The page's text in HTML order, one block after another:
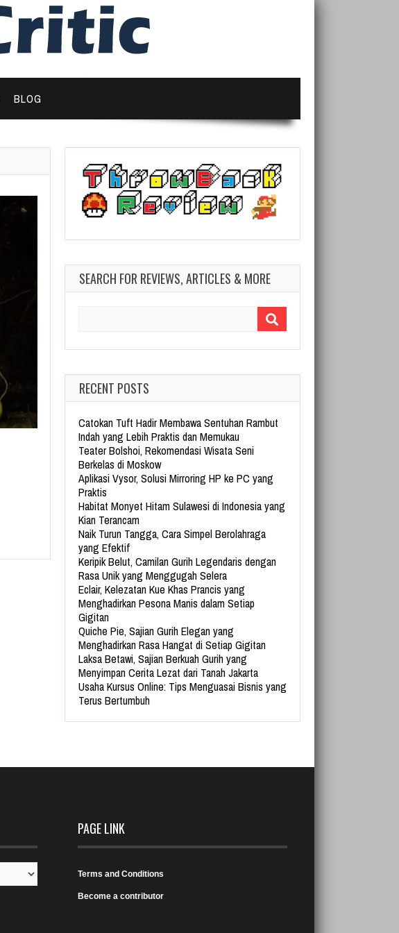
BLOG
SEARCH FOR REVIEWS, ARTICLES & MORE
RECENT POSTS
Catokan Tuft Hadir Membawa Sentuhan Rambut
Indah yang Lebih Praktis dan Memukau
Teater Bolshoi, Rekomendasi Wisata Seni
Berkelas di Moskow
Aplikasi Vysor, Solusi Mirroring HP ke PC yang
Praktis
Habitat Monyet Hitam Sulawesi di Indonesia yang
Kian Terancam
Naik Turun Tangga, Cara Simpel Berolahraga
yang Efektif
Keripik Belut, Camilan Gurih Legendaris dengan
Rasa Unik yang Menggugah Selera
Eclair, Kelezatan Kue Khas Prancis yang
Menghadirkan Pesona Manis dalam Setiap
Gigitan
Quiche Pie, Sajian Gurih Elegan yang
Menghadirkan Rasa Hangat di Setiap Gigitan
Laksa Betawi, Sajian Berkuah Gurih yang
Menyimpan Cerita Lezat dari Tanah Jakarta
Usaha Kursus Online: Tips Menguasai Bisnis yang
Terus Bertumbuh
PAGE LINK
Terms and Conditions
Become a contributor